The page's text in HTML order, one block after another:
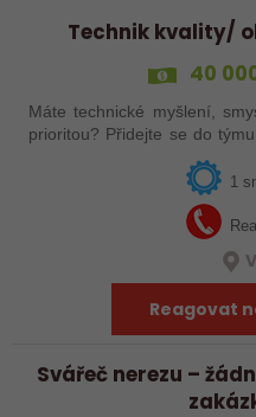
Technik kvality/
40
Máte technické myšlení,
prioritou? Přidejte se do týmu stabilní společnosti, kde budete
mít možnost podílet se
1
Reagovat
Svářeč nerezu –